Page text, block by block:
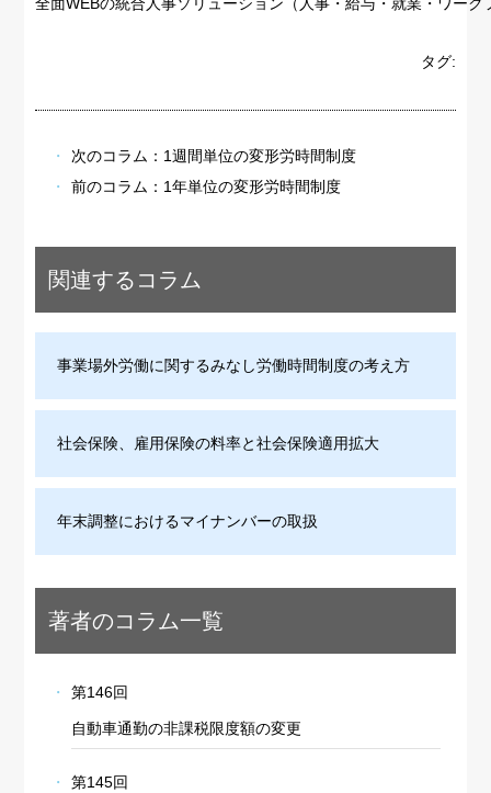
タグ:
次のコラム： 1週間単位の変形労時間制度
前のコラム： 1年単位の変形労時間制度
関連するコラム
事業場外労働に関するみなし労働時間制度の考え方
社会保険、雇用保険の料率と社会保険適用拡大
年末調整におけるマイナンバーの取扱
著者のコラム一覧
第146回
自動車通勤の非課税限度額の変更
第145回